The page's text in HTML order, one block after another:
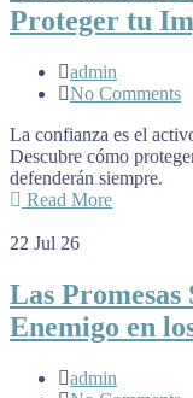
Proteger tu
admin
No Comments
La confianza es el
Descubre cómo
defenderán siempre.
Read More
22 Jul 26
Las
Enemigo en
admin